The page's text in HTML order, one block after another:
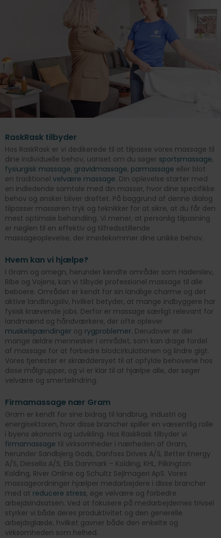
RaskRask tilbyder
Hos RaskRask er vi dedikerede til at tilpasse vores massage til
dine individuelle behov, uanset om du søger sportsmassage,
fysiurgisk massage, gravidmassage, parmassage eller blot
en traditionel velvære massage. Din oplevelse starter med
en indledende samtale med din massør, hvor dine specifikke
behov og ønsker bliver drøftet. På baggrund af denne dialog
tilpasser massøren tryk og teknikker for at sikre, at du får den
mest optimale behandling. Vi mener, at personlig tilpasning
er nøglen til en effektiv og tilfredsstillende
massageoplevelse, der imødekommer dine unikke behov.
Hvem kan vi hjælpe?
I Gram og omegn, herunder kendte områder som Haderslev,
Ribe og Vojens, kan vi tilbyde professionel massage til alle
beboere. Området er kendt for sin landlige charme og det
aktive landbrugsliv, hvilket betyder, at mange indbyggere har
fysisk krævende jobs. Derfor er massage særligt relevant for
landmænd og håndværkere, der ofte oplever
muskelspændinger og rygproblemer. Derudover er der
mange ældre mennesker i området, som kan drage fordel
af massage for at forbedre blodcirkulationen og lindre gigt.
Vores tjenester er skræddersyet til at opfylde behovene hos
disse målgrupper, og vi er klar til at hjælpe alle, der søger
velvære og smertelindring.
Firmamassage nær Gram
Gram er kendt for sine bidrag til landbrug, industri og
energisektoren, hvor disse brancher spiller en væsentlig rolle
i byens økonomi og udvikling. Hos RaskRask tilbyder vi
firmamassage til virksomheder i nærheden af Gram,
herunder Sandbjerg Gods, Danfoss Drives A/S, Better Energy
A/S, Diesella A/S, Elis Danmark – Kolding, KHL, Pilkington
Kolding, River Online og Schultz Sejlmageri ApS. Vores
massageordninger hjælper medarbejdere i disse brancher
med at reducere stress, øge velvære og forbedre
arbejdsindsatsen. Ved at fokusere på medarbejdernes trivsel
styrker vi både deres produktivitet og den generelle
arbejdsglæde, hvilket gavner både den enkelte og
virksomheden som helhed.